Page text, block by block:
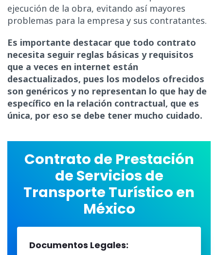
ejecución de la obra, evitando así mayores
problemas para la empresa y sus contratantes.
Es importante destacar que todo contrato
necesita seguir reglas básicas y requisitos
que a veces en internet están
desactualizados, pues los modelos ofrecidos
son genéricos y no representan lo que hay de
específico en la relación contractual, que es
única, por eso se debe tener mucho cuidado.
Contrato de Prestación
de Servicios de
Transporte Turístico en
México
Documentos Legales: